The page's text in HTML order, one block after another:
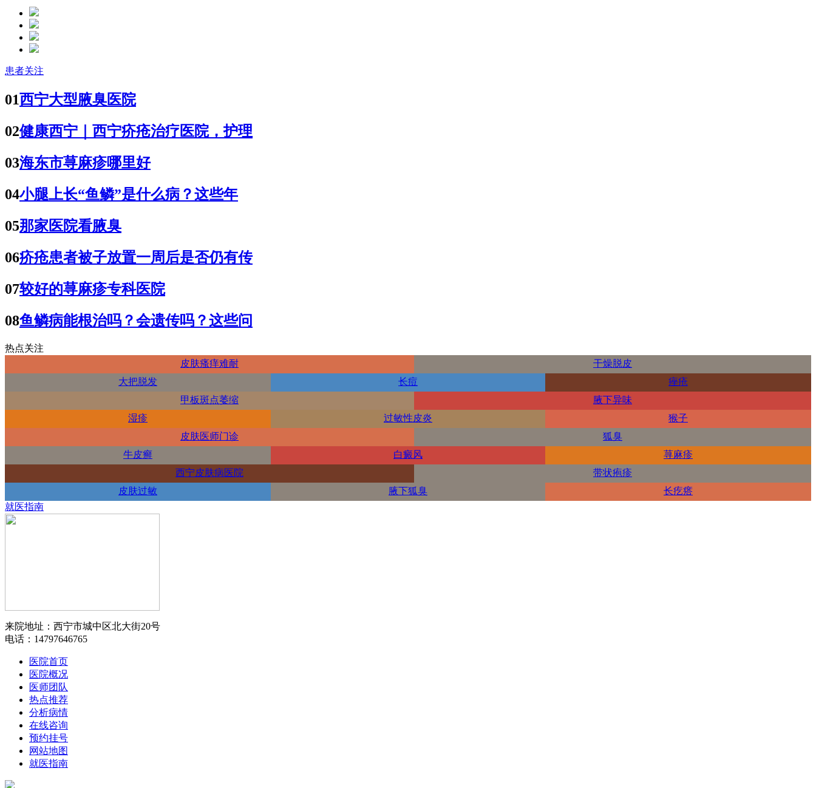
患者关注
01西宁大型腋臭医院
02健康西宁｜西宁疥疮治疗医院，护理
03海东市荨麻疹哪里好
04小腿上长“鱼鳞”是什么病？这些年
05那家医院看腋臭
06疥疮患者被子放置一周后是否仍有传
07较好的荨麻疹专科医院
08鱼鳞病能根治吗？会遗传吗？这些问
热点关注
皮肤瘙痒难耐
干燥脱皮
大把脱发
长痘
痤疮
甲板斑点萎缩
腋下异味
湿疹
过敏性皮炎
猴子
皮肤医师门诊
狐臭
牛皮癣
白癜风
荨麻疹
西宁皮肤病医院
带状疱疹
皮肤过敏
腋下狐臭
长疙瘩
就医指南
来院地址：西宁市城中区北大街20号
电话：14797646765
医院首页
医院概况
医师团队
热点推荐
分析病情
在线咨询
预约挂号
网站地图
就医指南